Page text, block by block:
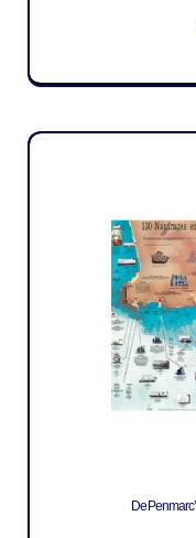
De